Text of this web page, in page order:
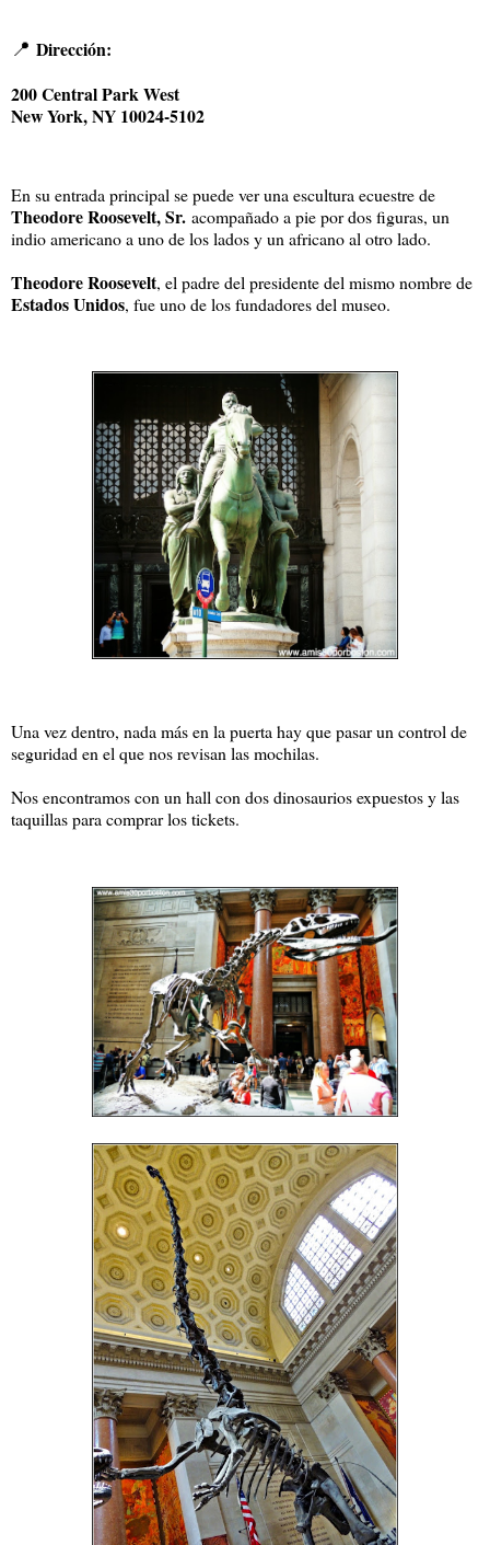
📍 Dirección:
200 Central Park West
New York, NY 10024-5102
En su entrada principal se puede ver una escultura ecuestre de
Theodore Roosevelt, Sr. acompañado a pie por dos figuras, un
indio americano a uno de los lados y un africano al otro lado.
Theodore Roosevelt, el padre del presidente del mismo nombre de
Estados Unidos, fue uno de los fundadores del museo.
Una vez dentro, nada más en la puerta hay que pasar un control de
seguridad en el que nos revisan las mochilas.
Nos encontramos con un hall con dos dinosaurios expuestos y las
taquillas para comprar los tickets.